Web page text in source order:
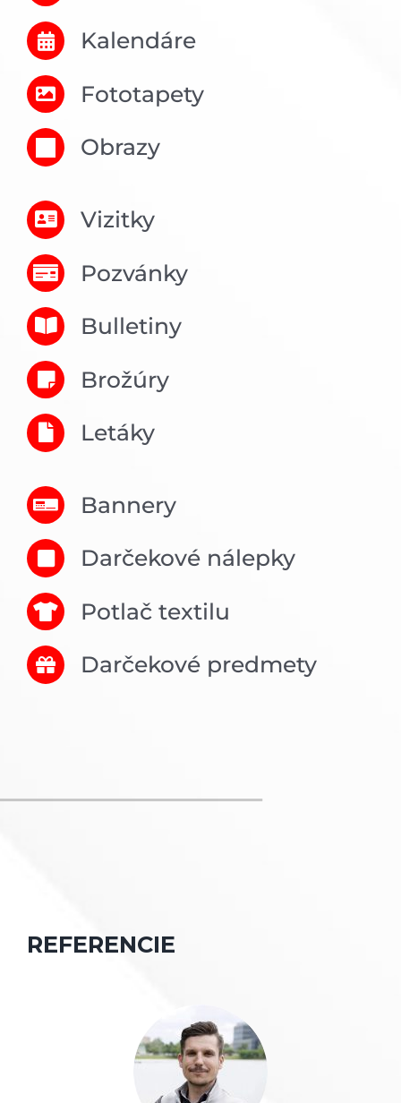
Kalendáre
Fototapety
Obrazy
Vizitky
Pozvánky
Bulletiny
Brožúry
Letáky
Bannery
Darčekové nálepky
Potlač textilu
Darčekové predmety
REFERENCIE